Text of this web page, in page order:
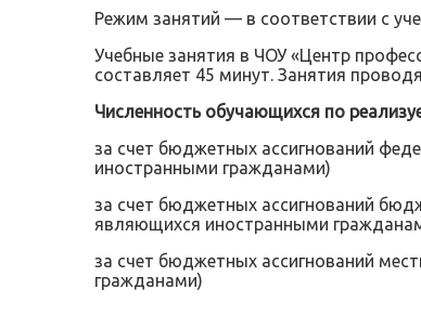
Режим занятий — в соответствии с
Учебные занятия в ЧОУ «Центр
составляет 45 минут. Занятия
Численность обучающихся по
за счет бюджетных ассигнований
иностранными гражданами)
за счет бюджетных ассигнований
являющихся иностранными
за счет бюджетных ассигнований
гражданами)